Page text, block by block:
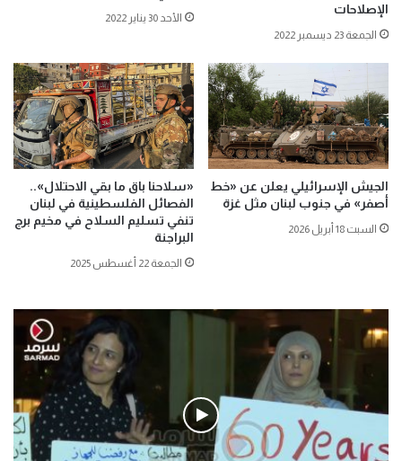
الإصلاحات
الجمعة 23 ديسمبر 2022
الأحد 30 يناير 2022
الجيش الإسرائيلي يعلن عن «خط
أصفر» في جنوب لبنان مثل غزة
السبت 18 أبريل 2026
«سلاحنا باق ما بقي الاحتلال»..
الفصائل الفلسطينية في لبنان
تنفي تسليم السلاح في مخيم برج
البراجنة
الجمعة 22 أغسطس 2025